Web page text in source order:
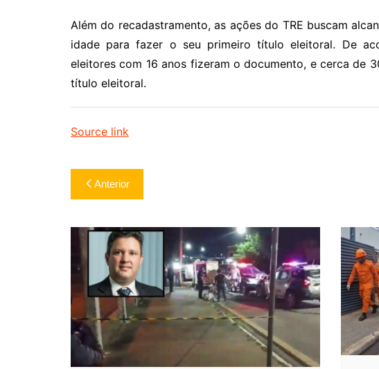
Além do recadastramento, as ações do TRE buscam
idade para fazer o seu primeiro título eleitoral. De
eleitores com 16 anos fizeram o documento, e cerca de
título eleitoral.
Source link
Navegação
de
Post
Anterior